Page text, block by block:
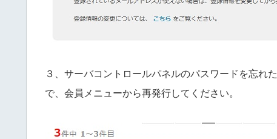
３、サーバコントロールパネルのパスワードを忘れた
で、会員メニューから再発行してください。